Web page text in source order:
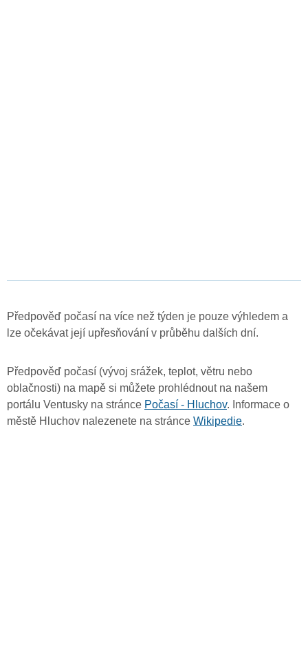
Předpověď počasí na více než týden je pouze výhledem a
lze očekávat její upřesňování v průběhu dalších dní.
Předpověď počasí (vývoj srážek, teplot, větru nebo
oblačnosti) na mapě si můžete prohlédnout na našem
portálu Ventusky na stránce Počasí - Hluchov. Informace o
městě Hluchov nalezenete na stránce Wikipedie.